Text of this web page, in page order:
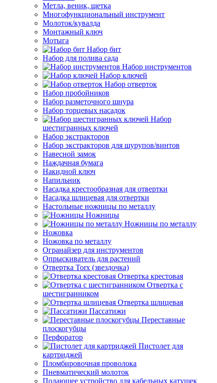
Метла, веник, щетка
Многофункциональный инструмент
Молоток/кувалда
Монтажный ключ
Мотыга
Набор бит
Набор для полива сада
Набор инструментов
Набор ключей
Набор отверток
Набор пробойников
Набор разметочного шнура
Набор торцевых насадок
Набор
шестигранных ключей
Набор экстракторов
Набор экстракторов для шурупов/винтов
Навесной замок
Наждачная бумага
Накидной ключ
Напильник
Насадка крестообразная для отвертки
Насадка шлицевая для отвертки
Настольные ножницы по металлу
Ножницы
Ножницы по металлу
Ножовка
Ножовка по металлу
Огранайзер для инструментов
Опрыскиватель для растений
Отвертка Torx (звездочка)
Отвертка крестовая
Отвертка с
шестигранником
Отвертка шлицевая
Пассатижи
Переставные
плоскогубцы
Перфоратор
Пистолет для
картриджей
Пломбировочная проволока
Пневматический молоток
Подающее устройство для кабельных катушек